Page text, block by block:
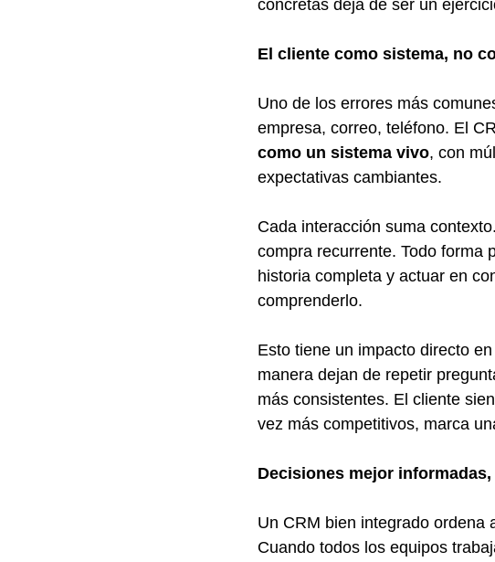
concretas deja de ser un
El cliente como sistema, no
Uno de los errores más
empresa, correo, teléfono. El
como un sistema vivo, con
expectativas cambiantes.
Cada interacción suma
compra recurrente. Todo forma
historia completa y actuar en
comprenderlo.
Esto tiene un impacto directo
manera dejan de repetir
más consistentes. El cliente
vez más competitivos, marca
Decisiones mejor
Un CRM bien integrado ordena
Cuando todos los equipos